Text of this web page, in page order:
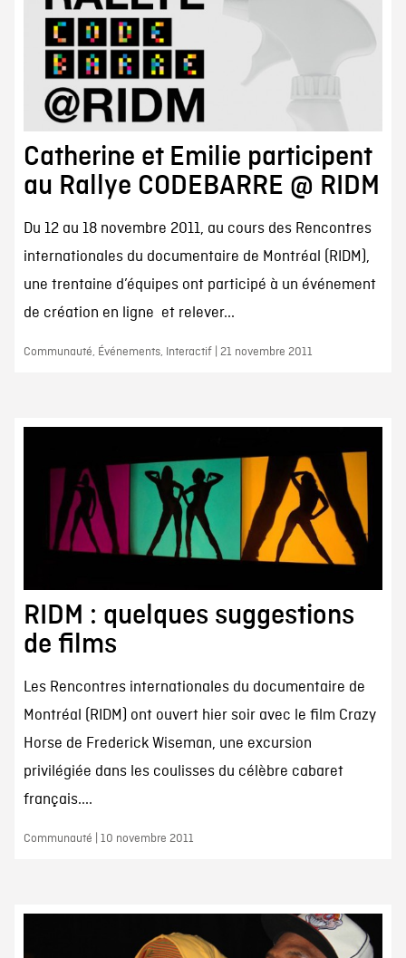
Catherine et Emilie participent
au Rallye CODEBARRE @ RIDM
Du 12 au 18 novembre 2011, au cours des Rencontres
internationales du documentaire de Montréal (RIDM),
une trentaine d’équipes ont participé à un événement
de création en ligne et relever...
Communauté, Événements, Interactif | 21 novembre 2011
RIDM : quelques suggestions
de films
Les Rencontres internationales du documentaire de
Montréal (RIDM) ont ouvert hier soir avec le film Crazy
Horse de Frederick Wiseman, une excursion
privilégiée dans les coulisses du célèbre cabaret
français....
Communauté | 10 novembre 2011